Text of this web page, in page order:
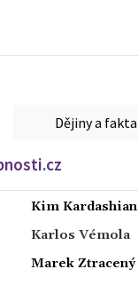
Dějiny a fakta
Kim Kardashian
Karlos Vémola
Marek Ztracený